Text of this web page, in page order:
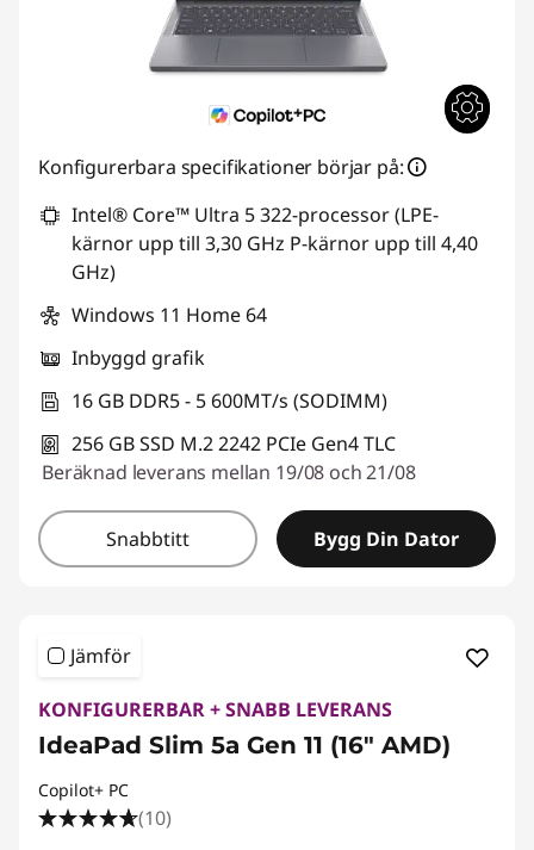
Konfigurerbara specifikationer börjar på:
Intel® Core™ Ultra 5 322-processor (LPE-
kärnor upp till 3,30 GHz P-kärnor upp till 4,40
GHz)
Windows 11 Home 64
Inbyggd grafik
16 GB DDR5 - 5 600MT/s (SODIMM)
256 GB SSD M.2 2242 PCIe Gen4 TLC
Beräknad leverans mellan 19/08 och 21/08
Snabbtitt Bygg Din Dator
Jämför
KONFIGURERBAR + SNABB LEVERANS
IdeaPad Slim 5a Gen 11 (16" AMD)
Copilot+ PC
(10)